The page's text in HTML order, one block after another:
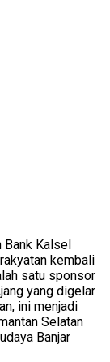
Bank Kalsel
kembali
satu sponsor
yang digelar
ini menjadi
Selatan
Banjar